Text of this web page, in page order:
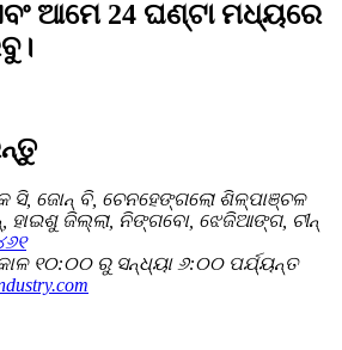
ଆମେ 24 ଘଣ୍ଟା ମଧ୍ୟରେ
ସି, ଜୋନ୍ ବି, ଚେନହେଙ୍ଗଲୋ ଶିଳ୍ପାଞ୍ଚଳ
ହାଇଶୁ ଜିଲ୍ଲା, ନିଙ୍ଗବୋ, ଝେଜିଆଙ୍ଗ, ଚୀନ୍
୧୦:୦୦ ରୁ ସନ୍ଧ୍ୟା ୬:୦୦ ପର୍ଯ୍ୟନ୍ତ